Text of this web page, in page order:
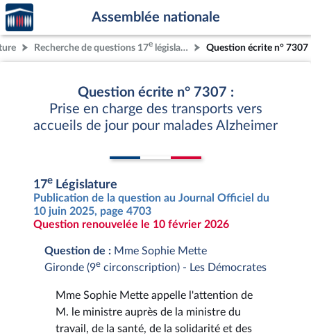
Aller au contenu
Aller en bas de la page
Accèder
à la
page
d'accueil
Assemblée nationale
Recherche de questions 17e législature Question écrite n° 7307
Question écrite n° 7307 :
Prise en charge des transports vers
accueils de jour pour malades Alzheimer
17e Législature
Publication de la question au Journal Officiel du
10 juin 2025, page 4703
Question renouvelée le 10 février 2026
Question de : Mme Sophie Mette
Gironde (9e circonscription) - Les Démocrates
Mme Sophie Mette appelle l'attention de
M. le ministre auprès de la ministre du
travail, de la santé, de la solidarité et des